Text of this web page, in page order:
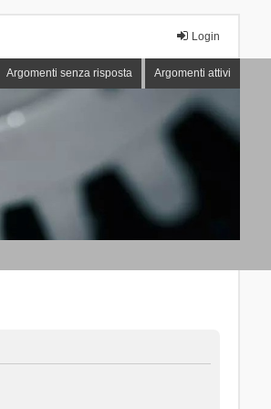
Login
Argomenti senza risposta Argomenti attivi